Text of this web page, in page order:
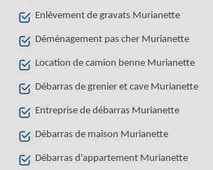
Enlèvement de gravats Murianette
Déménagement pas cher Murianette
Location de camion benne Murianette
Débarras de grenier et cave Murianette
Entreprise de débarras Murianette
Débarras de maison Murianette
Débarras d'appartement Murianette